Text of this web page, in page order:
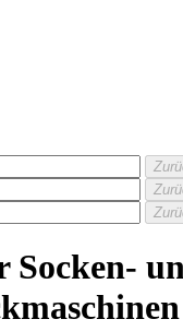
Socken-